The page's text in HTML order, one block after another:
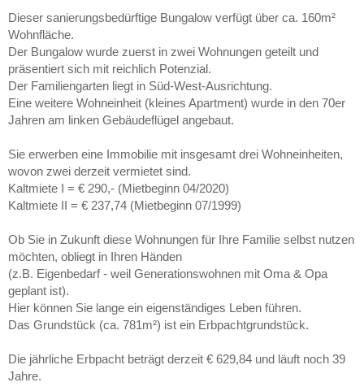
Dieser sanierungsbedürftige Bungalow verfügt über ca. 160m²
Wohnfläche.
Der Bungalow wurde zuerst in zwei Wohnungen geteilt und
präsentiert sich mit reichlich Potenzial.
Der Familiengarten liegt in Süd-West-Ausrichtung.
Eine weitere Wohneinheit (kleines Apartment) wurde in den 70er
Jahren am linken Gebäudeflügel angebaut.
Sie erwerben eine Immobilie mit insgesamt drei Wohneinheiten,
wovon zwei derzeit vermietet sind.
Kaltmiete I = € 290,- (Mietbeginn 04/2020)
Kaltmiete II = € 237,74 (Mietbeginn 07/1999)
Ob Sie in Zukunft diese Wohnungen für Ihre Familie selbst nutzen
möchten, obliegt in Ihren Händen
(z.B. Eigenbedarf - weil Generationswohnen mit Oma & Opa
geplant ist).
Hier können Sie lange ein eigenständiges Leben führen.
Das Grundstück (ca. 781m²) ist ein Erbpachtgrundstück.
Die jährliche Erbpacht beträgt derzeit € 629,84 und läuft noch 39
Jahre.